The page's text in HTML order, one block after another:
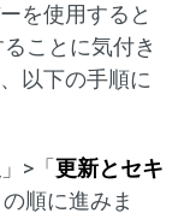
を使用すると
ことに気付き
以下の手順に
」>「 更新とセキ
の順に進みま